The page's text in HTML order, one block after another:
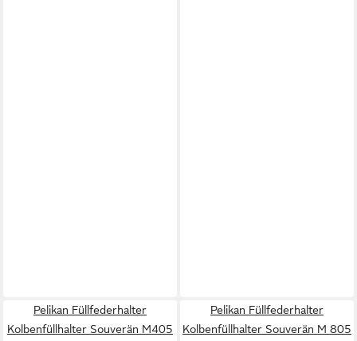
Pelikan Füllfederhalter
Kolbenfüllhalter Souverän M405
Pelikan Füllfederhalter
Kolbenfüllhalter Souverän M 805